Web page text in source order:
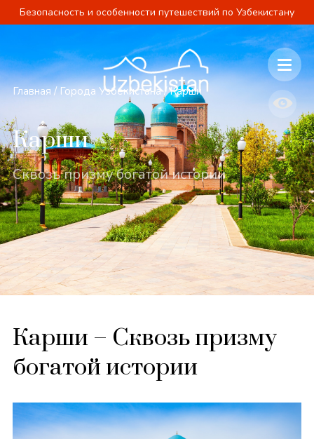
Безопасность и особенности путешествий по Узбекистану
Главная / Города Узбекистана / Карши
Карши
Сквозь призму богатой истории
Карши – Сквозь призму
богатой истории